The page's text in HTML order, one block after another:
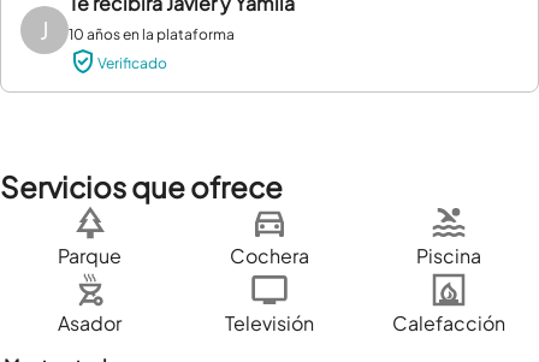
J
10 años en la plataforma
Verificado
Servicios que ofrece
Parque Cochera Piscina
Asador Televisión
Calefacción